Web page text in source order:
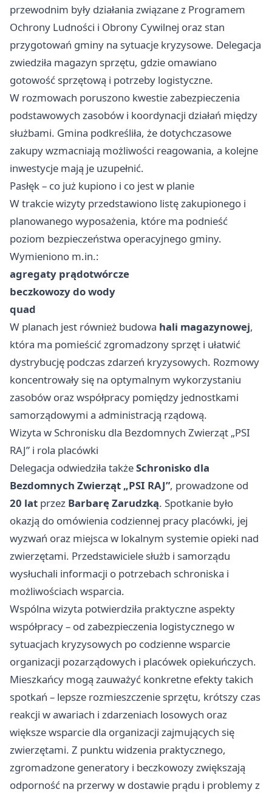
przewodnim były działania związane z Programem
Ochrony Ludności i Obrony Cywilnej oraz stan
przygotowań gminy na sytuacje kryzysowe. Delegacja
zwiedziła magazyn sprzętu, gdzie omawiano
gotowość sprzętową i potrzeby logistyczne.
W rozmowach poruszono kwestie zabezpieczenia
podstawowych zasobów i koordynacji działań między
służbami. Gmina podkreśliła, że dotychczasowe
zakupy wzmacniają możliwości reagowania, a kolejne
inwestycje mają je uzupełnić.
Pasłęk – co już kupiono i co jest w planie
W trakcie wizyty przedstawiono listę zakupionego i
planowanego wyposażenia, które ma podnieść
poziom bezpieczeństwa operacyjnego gminy.
Wymieniono m.in.:
agregaty prądotwórcze
beczkowozy do wody
quad
W planach jest również budowa hali magazynowej,
która ma pomieścić zgromadzony sprzęt i ułatwić
dystrybucję podczas zdarzeń kryzysowych. Rozmowy
koncentrowały się na optymalnym wykorzystaniu
zasobów oraz współpracy pomiędzy jednostkami
samorządowymi a administracją rządową.
Wizyta w Schronisku dla Bezdomnych Zwierząt „PSI
RAJ” i rola placówki
Delegacja odwiedziła takżeSchronisko dla
Bezdomnych Zwierząt „PSI RAJ”, prowadzone od
20 lat przez Barbarę Zarudzką. Spotkanie było
okazją do omówienia codziennej pracy placówki, jej
wyzwań oraz miejsca w lokalnym systemie opieki nad
zwierzętami. Przedstawiciele służb i samorządu
wysłuchali informacji o potrzebach schroniska i
możliwościach wsparcia.
Wspólna wizyta potwierdziła praktyczne aspekty
współpracy – od zabezpieczenia logistycznego w
sytuacjach kryzysowych po codzienne wsparcie
organizacji pozarządowych i placówek opiekuńczych.
Mieszkańcy mogą zauważyć konkretne efekty takich
spotkań – lepsze rozmieszczenie sprzętu, krótszy czas
reakcji w awariach i zdarzeniach losowych oraz
większe wsparcie dla organizacji zajmujących się
zwierzętami. Z punktu widzenia praktycznego,
zgromadzone generatory i beczkowozy zwiększają
odporność na przerwy w dostawie prądu i problemy z